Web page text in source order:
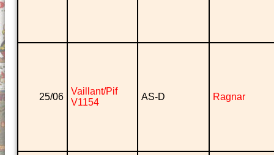
25/06
Vaillant/Pif
V1154
AS-D Ragnar